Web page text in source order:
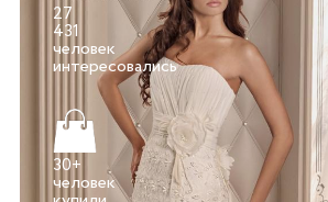
27
431
человек
интересовались
30+
человек